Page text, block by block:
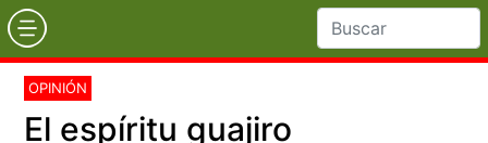
OPINIÓN
El espíritu guajiro